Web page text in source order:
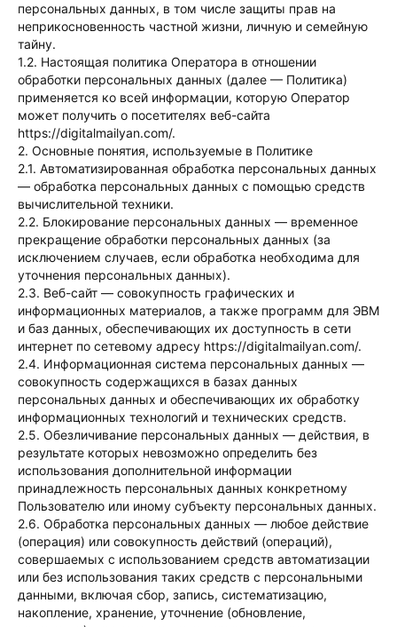
персональных данных, в том числе защиты прав на
неприкосновенность частной жизни, личную и семейную
тайну.
1.2. Настоящая политика Оператора в отношении
обработки персональных данных (далее — Политика)
применяется ко всей информации, которую Оператор
может получить о посетителях веб-сайта
https://digitalmailyan.com/.
2. Основные понятия, используемые в Политике
2.1. Автоматизированная обработка персональных данных
— обработка персональных данных с помощью средств
вычислительной техники.
2.2. Блокирование персональных данных — временное
прекращение обработки персональных данных (за
исключением случаев, если обработка необходима для
уточнения персональных данных).
2.3. Веб-сайт — совокупность графических и
информационных материалов, а также программ для ЭВМ
и баз данных, обеспечивающих их доступность в сети
интернет по сетевому адресу https://digitalmailyan.com/.
2.4. Информационная система персональных данных —
совокупность содержащихся в базах данных
персональных данных и обеспечивающих их обработку
информационных технологий и технических средств.
2.5. Обезличивание персональных данных — действия, в
результате которых невозможно определить без
использования дополнительной информации
принадлежность персональных данных конкретному
Пользователю или иному субъекту персональных данных.
2.6. Обработка персональных данных — любое действие
(операция) или совокупность действий (операций),
совершаемых с использованием средств автоматизации
или без использования таких средств с персональными
данными, включая сбор, запись, систематизацию,
накопление, хранение, уточнение (обновление,